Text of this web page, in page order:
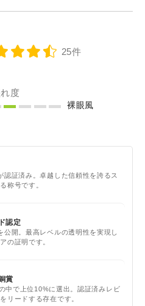
25件
度
裸眼風
認証済み。卓越した信頼性を誇るス
称号です。
認定
公開。最高レベルの透明性を実現し
の証明です。
賞
中で上位10%に選出。認証済みレビ
リードする存在です。